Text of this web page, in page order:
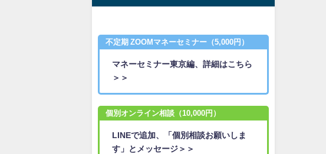
不定期 ZOOMマネーセミナー（5,000円）
マネーセミナー東京編、詳細はこちら
＞＞
個別オンライン相談（10,000円）
LINEで追加、「個別相談お願いしま
す」とメッセージ＞＞